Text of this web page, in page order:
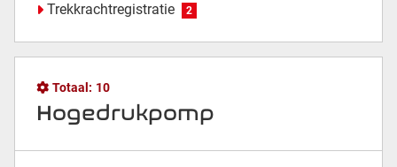
Trekkrachtregistratie 2
Totaal: 10
Hogedrukpomp